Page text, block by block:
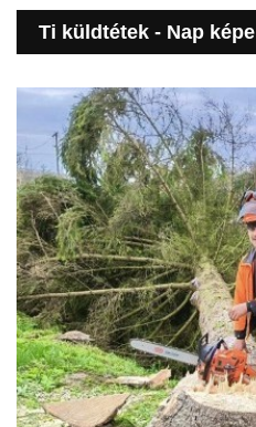
Ti küldtétek - Nap képe